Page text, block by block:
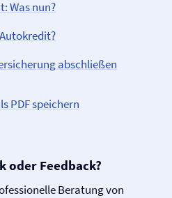
Was nun?
abschließen
PDF speichern
oder Feedback?
Beratung von